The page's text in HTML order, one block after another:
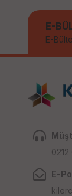
E-
E-
E-